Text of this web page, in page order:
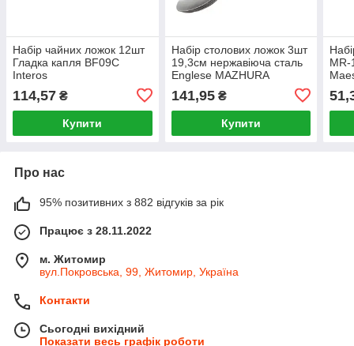
Набір чайних ложок 12шт
Гладка капля BF09C
Interos
114,57 ₴
Купити
Набір столових ложок 3шт
19,3см нержавіюча сталь
Englese MAZHURA
141,95₴
Купити
MR-
Про нас
95% позитивних з 882 відгуків за рік
Працює з 28.11.2022
м. Житомир
вул.Покровська, 99, Житомир, Україна
Контакти
Сьогодні вихідний
Показати весь графік роботи